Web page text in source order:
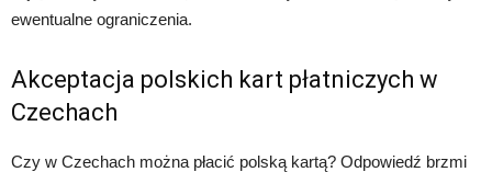
ewentualne ograniczenia.
Akceptacja polskich kart płatniczych w
Czechach
Czy w Czechach można płacić polską kartą? Odpowiedź brzmi